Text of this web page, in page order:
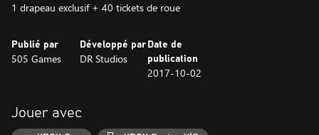
1 drapeau exclusif + 40 tickets de roue
Publié par
505 Games
Développé par
DR Studios
Date de
publication
2017-10-02
Jouer avec